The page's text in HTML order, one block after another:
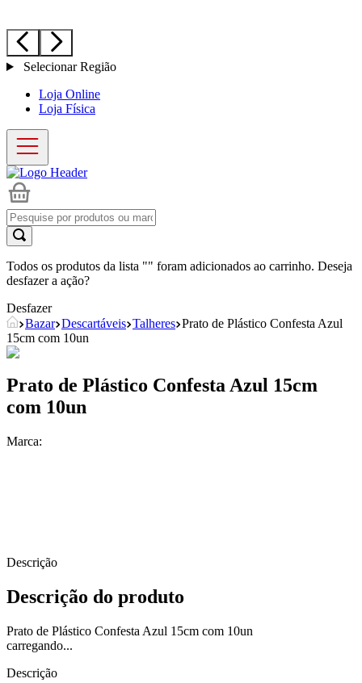
Selecionar Região
Loja Online
Loja Física
Todos os produtos da lista "" foram adicionados ao carrinho. Deseja
desfazer a ação?
Desfazer
Bazar Descartáveis Talheres Prato de Plástico Confesta Azul
15cm com 10un
Prato de Plástico Confesta Azul 15cm
com 10un
Marca:
Descrição
Descrição do produto
Prato de Plástico Confesta Azul 15cm com 10un
carregando...
Descrição